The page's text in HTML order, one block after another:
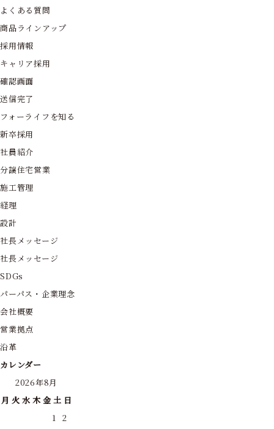
よくある質問
商品ラインアップ
採用情報
キャリア採用
確認画面
送信完了
フォーライフを知る
新卒採用
社員紹介
分譲住宅営業
施工管理
経理
設計
社長メッセージ
社長メッセージ
SDGs
パーパス・企業理念
会社概要
営業拠点
沿革
カレンダー
2026年8月
月 火水 木金 土 日
1 2